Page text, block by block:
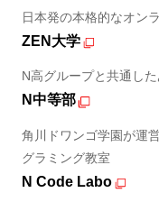
日本発の本格的なオン
ZEN大学
N高グループと共通し
N中等部
角川ドワンゴ学園が運
グラミング教室
N Code Labo